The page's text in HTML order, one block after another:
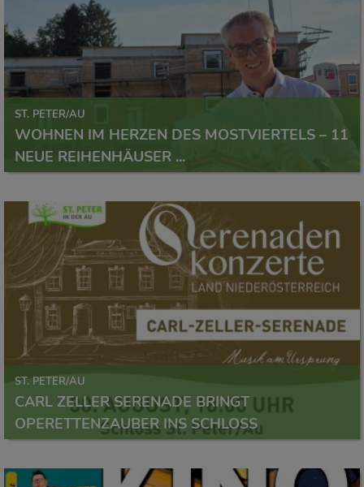
ST. PETER/AU
WOHNEN IM HERZEN DES MOSTVIERTELS – 11
NEUE REIHENHÄUSER ...
ST. PETER/AU
CARL ZELLER SERENADE BRINGT
OPERETTENZAUBER INS SCHLOSS